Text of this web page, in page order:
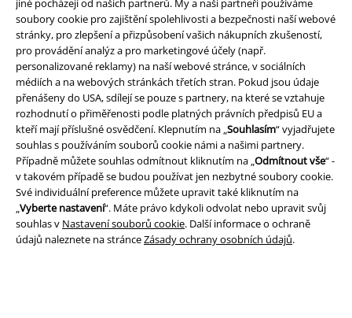
jiné pocházejí od našich partnerů. My a naši partneři používáme
soubory cookie pro zajištění spolehlivosti a bezpečnosti naší webové
stránky, pro zlepšení a přizpůsobení vašich nákupních zkušeností,
pro provádění analýz a pro marketingové účely (např.
personalizované reklamy) na naší webové stránce, v sociálních
médiích a na webových stránkách třetích stran. Pokud jsou údaje
přenášeny do USA, sdílejí se pouze s partnery, na které se vztahuje
rozhodnutí o přiměřenosti podle platných právních předpisů EU a
kteří mají příslušné osvědčení. Klepnutím na „Souhlasím“ vyjadřujete
souhlas s používáním souborů cookie námi a našimi partnery.
Případně můžete souhlas odmítnout kliknutím na „Odmítnout vše“ -
v takovém případě se budou používat jen nezbytné soubory cookie.
Své individuální preference můžete upravit také kliknutím na
„Vyberte nastavení“. Máte právo kdykoli odvolat nebo upravit svůj
souhlas v Nastavení souborů cookie. Další informace o ochraně
údajů naleznete na stránceZásady ochrany osobních údajů.
Právní informace
Podmínky
Prohlášení
Ochrana osobních údajů
Likvidace odpadu a ochrana životního prostředí